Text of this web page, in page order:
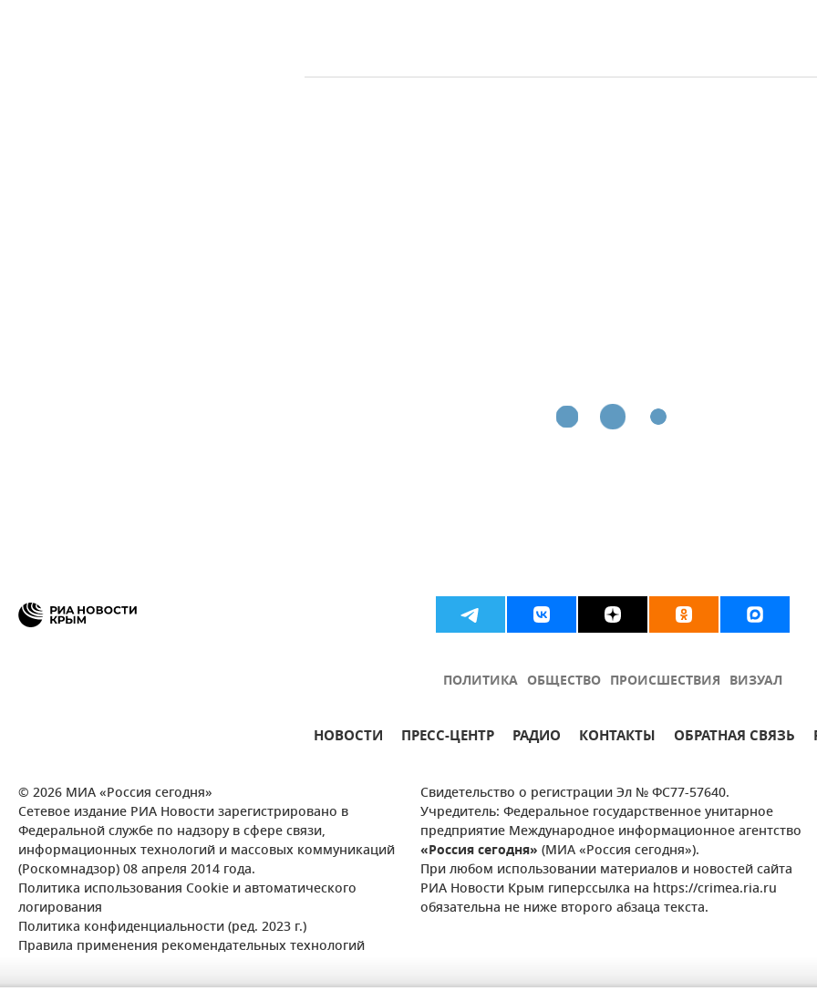
ПОЛИТИКА ОБЩЕСТВО ПРОИСШЕСТВИЯ ВИЗУАЛ
НОВОСТИ ПРЕСС-ЦЕНТР РАДИО КОНТАКТЫ ОБРАТНАЯ СВЯЗЬ
© 2026 МИА «Россия сегодня»
Сетевое издание РИА Новости зарегистрировано в
Федеральной службе по надзору в сфере связи,
информационных технологий и массовых коммуникаций
(Роскомнадзор) 08 апреля 2014 года.
Политика использования Cookie и автоматического
логирования
Политика конфиденциальности (ред. 2023 г.)
Правила применения рекомендательных технологий
Свидетельство о регистрации Эл № ФС77-57640.
Учредитель: Федеральное государственное унитарное
предприятие Международное информационное агентство
«Россия сегодня» (МИА «Россия сегодня»).
При любом использовании материалов и новостей сайта
РИА Новости Крым гиперссылка на https://crimea.ria.ru
обязательна не ниже второго абзаца текста.